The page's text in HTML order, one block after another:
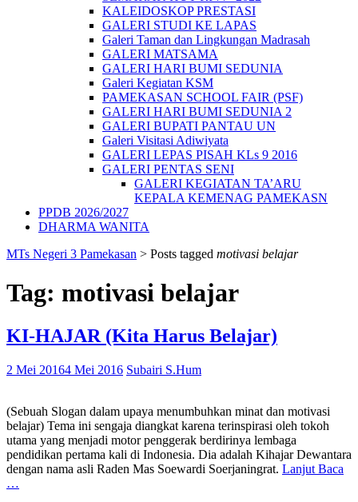
KALEIDOSKOP PRESTASI
GALERI STUDI KE LAPAS
Galeri Taman dan Lingkungan Madrasah
GALERI MATSAMA
GALERI HARI BUMI SEDUNIA
Galeri Kegiatan KSM
PAMEKASAN SCHOOL FAIR (PSF)
GALERI HARI BUMI SEDUNIA 2
GALERI BUPATI PANTAU UN
Galeri Visitasi Adiwiyata
GALERI LEPAS PISAH KLs 9 2016
GALERI PENTAS SENI
GALERI KEGIATAN TA’ARU
KEPALA KEMENAG PAMEKASN
PPDB 2026/2027
DHARMA WANITA
MTs Negeri 3 Pamekasan > Posts tagged motivasi belajar
Tag: motivasi belajar
KI-HAJAR (Kita Harus Belajar)
2 Mei 20164 Mei 2016 Subairi S.Hum
(Sebuah Slogan dalam upaya menumbuhkan minat dan motivasi
belajar) Tema ini sengaja diangkat karena terinspirasi oleh tokoh
utama yang menjadi motor penggerak berdirinya lembaga
pendidikan pertama kali di Indonesia. Dia adalah Kihajar Dewantara
dengan nama asli Raden Mas Soewardi Soerjaningrat. Lanjut Baca
…